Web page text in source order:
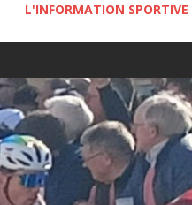
L'INFORMATION